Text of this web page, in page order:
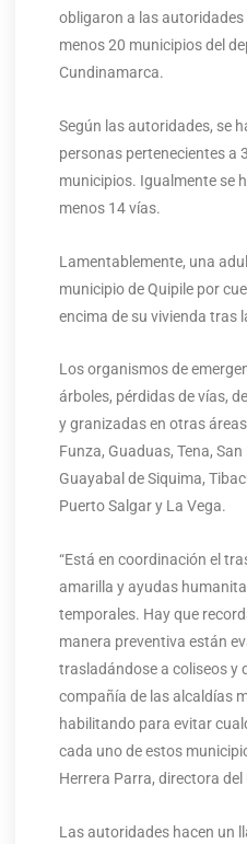
obligaron a las autoridades
menos 20 municipios del
Cundinamarca.
Según las autoridades, se
personas pertenecientes a
municipios. Igualmente se
menos 14 vías.
Lamentablemente, una
municipio de Quipile por
encima de su vivienda tras
Los organismos de
árboles, pérdidas de vías,
y granizadas en otras
Funza, Guaduas, Tena,
Guayabal de Siquima,
Puerto Salgar y La Vega.
“Está en coordinación el
amarilla y ayudas
temporales. Hay que
manera preventiva están
trasladándose a coliseos y
compañía de las alcaldías
habilitando para evitar
cada uno de estos
Herrera Parra, directora del
Las autoridades hacen un